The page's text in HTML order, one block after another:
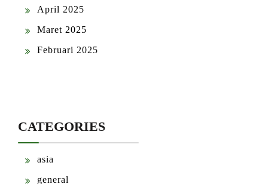
April 2025
Maret 2025
Februari 2025
CATEGORIES
asia
general